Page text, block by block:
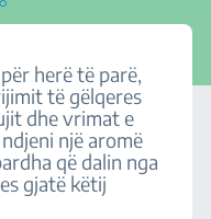
herë të parë,
të gëlqeres
dhe vrimat e
një aromë
që dalin nga
gjatë këtij